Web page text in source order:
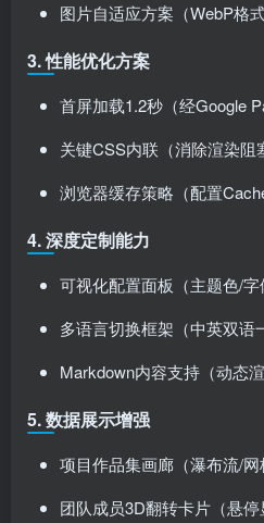
图片自适应方案（WebP格
3. 性能优化方案
首屏加载1.2秒（经Google
关键CSS内联（消除渲染阻
浏览器缓存策略（配置
4. 深度定制能力
可视化配置面板（主题色/字
多语言切换框架（中英双语
Markdown内容支持（动态
5. 数据展示增强
项目作品集画廊（瀑布流/网
团队成员3D翻转卡片（悬停